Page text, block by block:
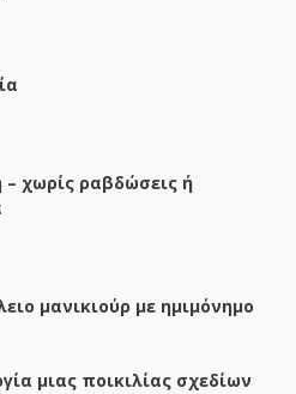
χωρίς ραβδώσεις ή
μανικιούρ με ημιμόνημο
μιας ποικιλίας σχεδίων